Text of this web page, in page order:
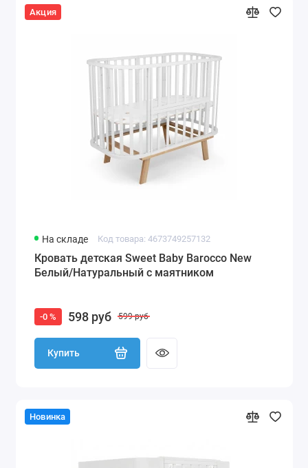
Акция
На складе Код товара: 4673749257132
Кровать детская Sweet Baby Barocco New
Белый/Натуральный с маятником
-0 % 598 руб 599 руб
Купить
Новинка